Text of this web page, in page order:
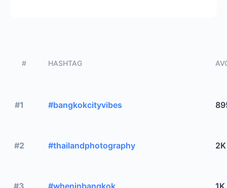
# HASHTAG
#1 #bangkokcityvibes
#2 #thailandphotography 2K
#3 #wheninbangkok 1K